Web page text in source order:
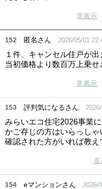
非表示
152 匿名さん 2026/05/01
１件、キャンセル住戸が出
当初価格より数百万上乗せ
非表示
153 評判気になるさん
みらいエコ住宅2026事業
かご存じの方はいらっしゃ
確認された方がいれば教え
非
154 eマンションさん 2026/